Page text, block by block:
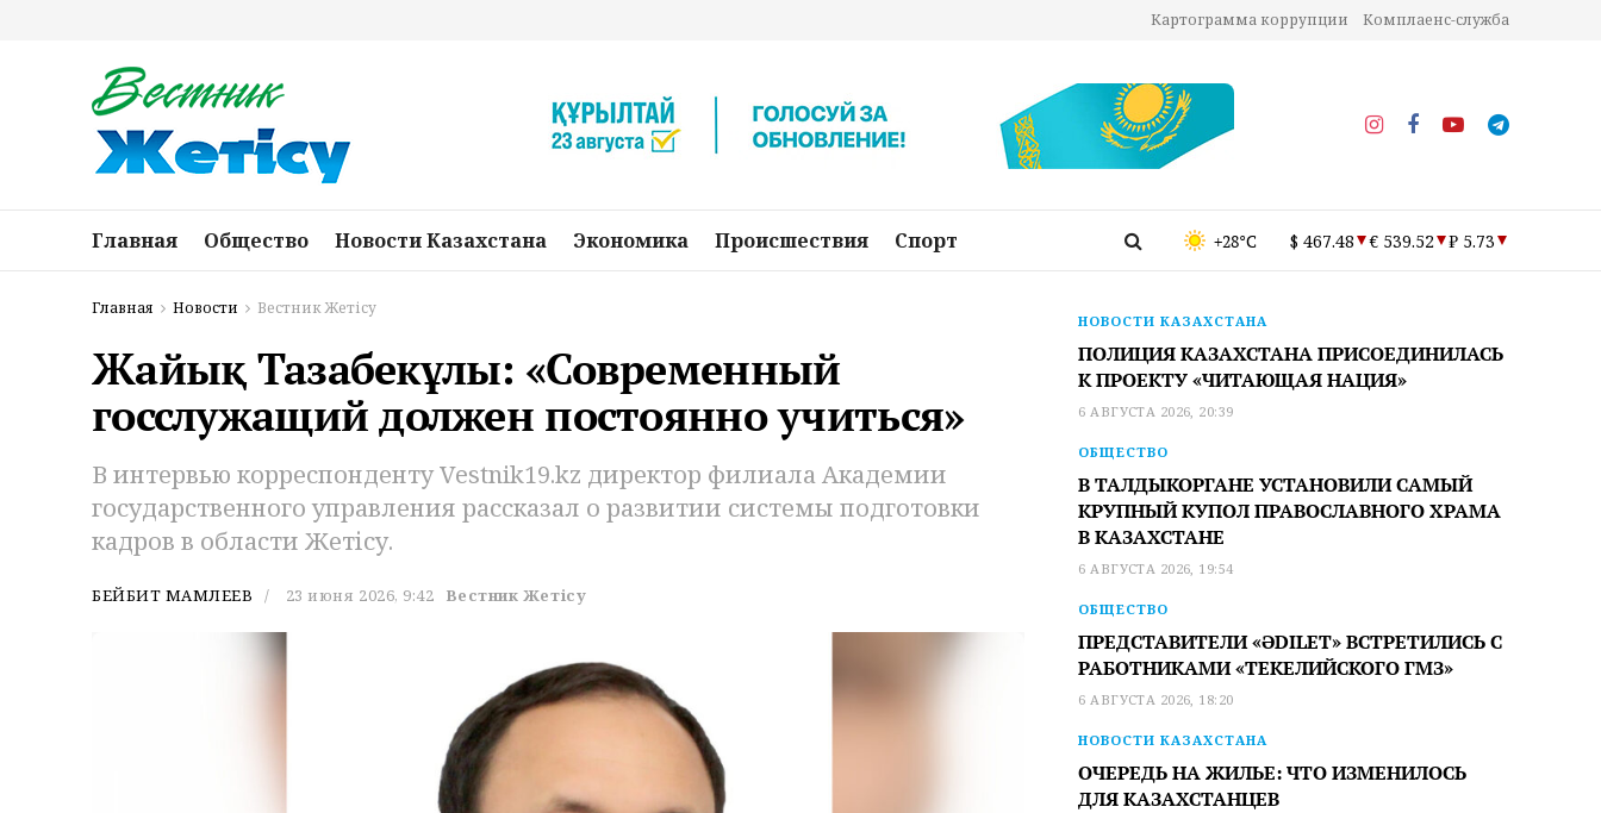
Картограмма коррупции Комплаенс-служба
Главная Общество Новости Казахстана Экономика Происшествия Спорт +28°C $ 467.48 € 539.52 ₽ 5.73
Главная Новости Вестник Жетісу
Жайық Тазабекұлы: «Современный
госслужащий должен постоянно учиться»
В интервью корреспонденту Vestnik19.kz директор филиала Академии
государственного управления рассказал о развитии системы подготовки
кадров в области Жетісу.
БЕЙБИТ МАМЛЕЕВ 23 июня 2026, 9:42 Вестник Жетісу
НОВОСТИ КАЗАХСТАНА
ПОЛИЦИЯ КАЗАХСТАНА ПРИСОЕДИНИЛАСЬ
К ПРОЕКТУ «ЧИТАЮЩАЯ НАЦИЯ»
6 АВГУСТА 2026, 20:39
ОБЩЕСТВО
В ТАЛДЫКОРГАНЕ УСТАНОВИЛИ САМЫЙ
КРУПНЫЙ КУПОЛ ПРАВОСЛАВНОГО ХРАМА
В КАЗАХСТАНЕ
6 АВГУСТА 2026, 19:54
ОБЩЕСТВО
ПРЕДСТАВИТЕЛИ «ӘDILET» ВСТРЕТИЛИСЬ С
РАБОТНИКАМИ «ТЕКЕЛИЙСКОГО ГМЗ»
6 АВГУСТА 2026, 18:20
НОВОСТИ КАЗАХСТАНА
ОЧЕРЕДЬ НА ЖИЛЬЕ: ЧТО ИЗМЕНИЛОСЬ
ДЛЯ КАЗАХСТАНЦЕВ